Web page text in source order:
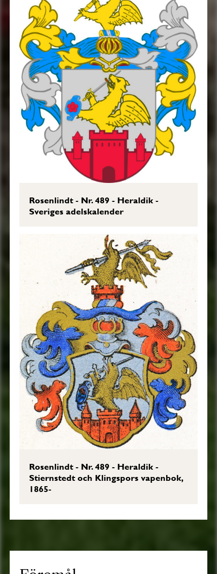
Färgor här afmålat finnes.”
Sköldebrevsavskrifter, RHA, 09:052.
Transkription: Karin Borgkvist Ljung,
2017-10-25.
Rosenlindt - Nr. 489 - Heraldik -
Sveriges adelskalender
Rosenlindt - Nr. 489 - Heraldik -
Stiernstedt och Klingspors vapenbok,
1865-